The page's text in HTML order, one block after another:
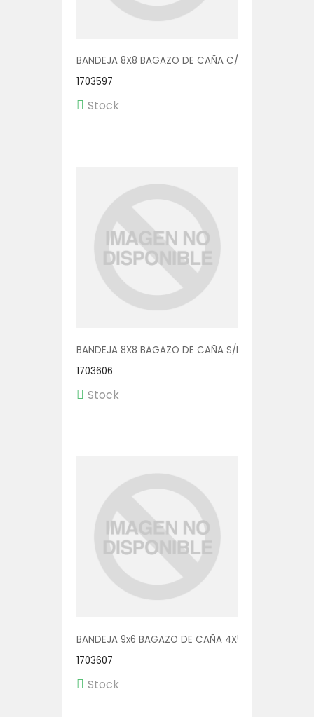
BANDEJA 8X8 BAGAZO DE CAÑA C/DIV 4X50
1703597
Stock
BANDEJA 8X8 BAGAZO DE CAÑA S/DIV 4X50
1703606
Stock
BANDEJA 9x6 BAGAZO DE CAÑA 4X50
1703607
Stock